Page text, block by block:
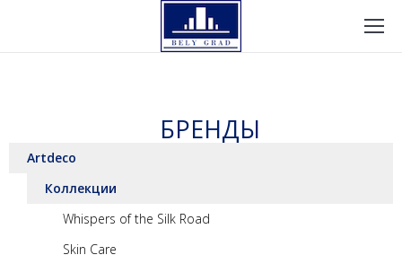
БРЕНДЫ
Artdeco
Коллекции
Whispers of the Silk Road
Skin Care